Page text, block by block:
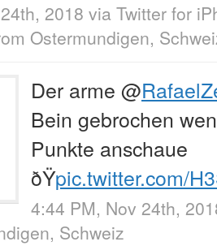
2018 via Twitter for
Ostermundigen,
Der arme @
Bein gebrochen
Punkte anschaue
ðŸpic.twitter.com/
4:44 PM, Nov 24th,
Schweiz